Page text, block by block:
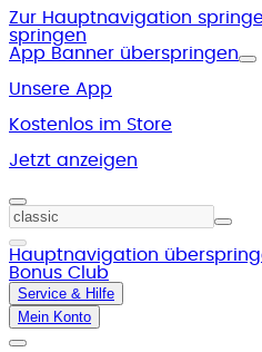
Zur Hauptnavigation
springen
App Banner überspringen
Unsere App
Kostenlos im Store
Jetzt anzeigen
Hauptnavigation
Bonus Club
Service & Hilfe
Mein Konto